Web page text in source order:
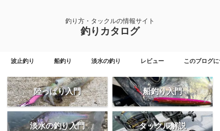
釣り方・タックルの情報サイト
釣りカタログ
波止釣り 船釣り 淡水の釣り レビュー このブログ
陸っぱり入門 船釣り入門
淡水の釣り入門 タックル解説